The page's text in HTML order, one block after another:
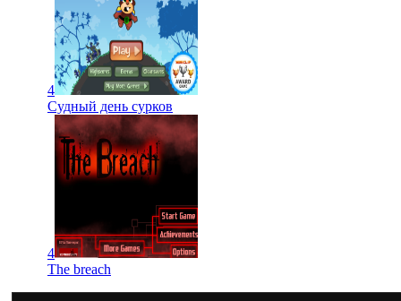
4
Судный день сурков
4
The breach